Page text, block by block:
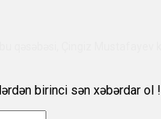
birinci sən xəbərdar ol !